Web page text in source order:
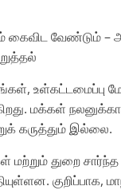
கைவிட வேண்டும் –
உள்கட்டமைப்பு
மக்கள்
கருத்தும் இல்லை.
துறை சார்ந்த
குறிப்பாக,